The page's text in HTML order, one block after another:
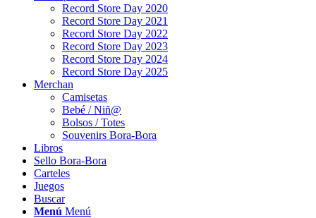
Record Store Day 2020
Record Store Day 2021
Record Store Day 2022
Record Store Day 2023
Record Store Day 2024
Record Store Day 2025
Merchan
Camisetas
Bebé / Niñ@
Bolsos / Totes
Souvenirs Bora-Bora
Libros
Sello Bora-Bora
Carteles
Juegos
Buscar
Menú Menú